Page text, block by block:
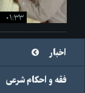
۰۱:۳۳
اخبار
فقه و احکام شرعی